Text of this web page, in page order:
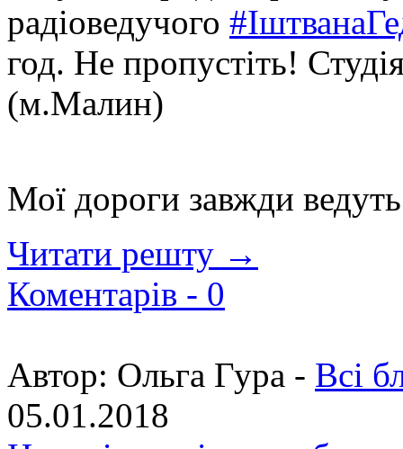
радіоведучого #
год. Не пропустіть!
(м.Малин)
Мої дороги завжди
Читати решту →
Коментарів - 0
Автор: Ольга Гура - Всі
05.01.2018